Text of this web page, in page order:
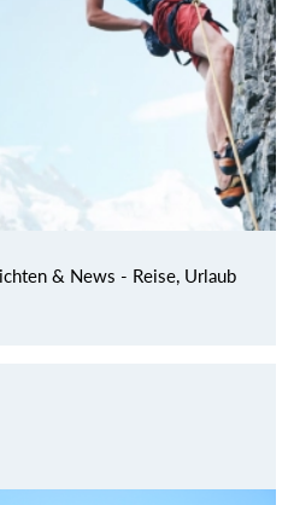
& News - Reise, Urlaub